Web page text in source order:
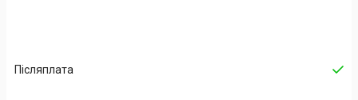
Післяплата